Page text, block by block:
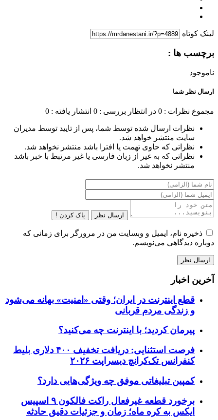
لینک کوتاه
برچسب ها :
ناموجود
ارسال نظر شما
مجموع نظرات : 0 در انتظار بررسی : 0 انتشار یافته : 0
نظرات ارسال شده توسط شما، پس از تایید توسط مدیران
سایت منتشر خواهد شد.
نظراتی که حاوی تهمت یا افترا باشد منتشر نخواهد شد.
نظراتی که به غیر از زبان فارسی یا غیر مرتبط با خبر باشد
منتشر نخواهد شد.
ارسال نظر پاک کردن !
ذخیره نام، ایمیل و وبسایت من در مرورگر برای زمانی که
دوباره دیدگاهی می‌نویسم.
آخرین اخبار
قطع اینترنت در ایران؛ وقتی «امنیت» بهانه می‌شود
و زندگی مردم قربانی
پیرمان کردید؛ با اینترنت چه می‌کنید؟
فرصت استثنایی: دریافت تخفیف ۴۰۰ دلاری بلیط
کنفرانس تک‌کرانچ دیسراپت ۲۰۲۶
کمپین تبلیغاتی موفق چه ویژگی‌هایی دارد؟
برخورد قطعه غیرفعال راکت فالکون ۹ اسپیس
ایکس به کره ماه؛ زمان و جزئیات دقیق حادثه